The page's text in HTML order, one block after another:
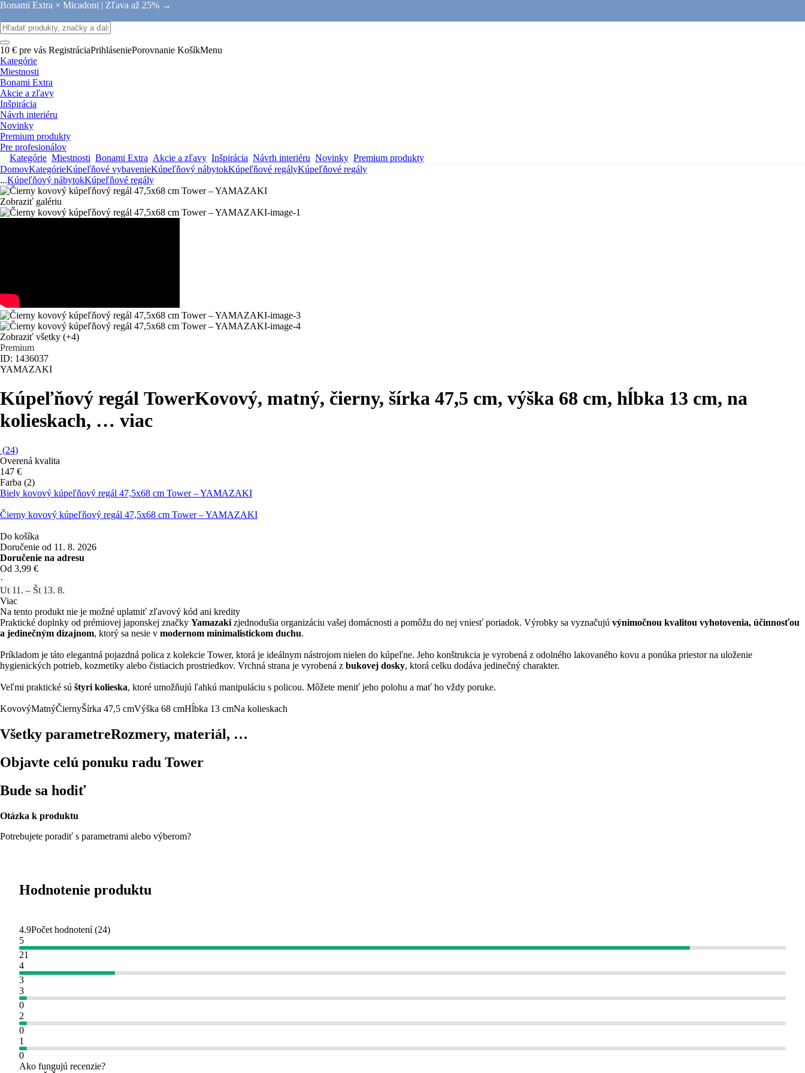
Bonami Extra × Micadoni | Zľava až 25% →
10 € pre vás RegistráciaPrihláseniePorovnanie KošíkMenu
Kategórie
Miestnosti
Bonami Extra
Akcie a zľavy
Inšpirácia
Návrh interiéru
Novinky
Premium produkty
Pre profesionálov
Kategórie Miestnosti Bonami Extra Akcie a zľavy Inšpirácia Návrh interiéru Novinky Premium produkty
DomovKategórieKúpeľňové vybavenieKúpeľňový nábytokKúpeľňové regályKúpeľňové regály
...Kúpeľňový nábytokKúpeľňové regály
Zobraziť galériu
Zobraziť všetky (+4)
Premium
ID: 1436037
YAMAZAKI
Kúpeľňový regál TowerKovový, matný, čierny, šírka 47,5 cm, výška 68 cm, hĺbka 13 cm, na
kolieskach, … viac
(24)
Overená kvalita
147 €
Farba (2)
Biely kovový kúpeľňový regál 47,5x68 cm Tower – YAMAZAKI
Čierny kovový kúpeľňový regál 47,5x68 cm Tower – YAMAZAKI
Do košíka
Doručenie od 11. 8. 2026
Doručenie na adresu
Od 3,99 €
·
Ut 11. – Št 13. 8.
Viac
Na tento produkt nie je možné uplatniť zľavový kód ani kredity
Praktické doplnky od prémiovej japonskej značky Yamazaki zjednodušia organizáciu vašej domácnosti a pomôžu do nej vniesť poriadok. Výrobky sa vyznačujú výnimočnou kvalitou vyhotovenia, účinnosťou
a jedinečným dizajnom, ktorý sa nesie v modernom minimalistickom duchu.
Príkladom je táto elegantná pojazdná polica z kolekcie Tower, ktorá je ideálnym nástrojom nielen do kúpeľne. Jeho konštrukcia je vyrobená z odolného lakovaného kovu a ponúka priestor na uloženie
hygienických potrieb, kozmetiky alebo čistiacich prostriedkov. Vrchná strana je vyrobená z bukovej dosky, ktorá celku dodáva jedinečný charakter.
Veľmi praktické sú štyri kolieska, ktoré umožňujú ľahkú manipuláciu s policou. Môžete meniť jeho polohu a mať ho vždy poruke.
KovovýMatnýČiernyŠírka 47,5 cmVýška 68 cmHĺbka 13 cmNa kolieskach
Všetky parametreRozmery, materiál, …
Objavte celú ponuku radu Tower
Bude sa hodiť
Otázka k produktu
Potrebujete poradiť s parametrami alebo výberom?
Hodnotenie produktu
4.9Počet hodnotení(24)
5
21
4
3
3
0
2
0
1
0
Ako fungujú recenzie?